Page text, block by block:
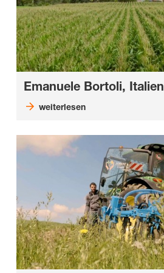
Emanuele Bortoli, Italien
weiterlesen